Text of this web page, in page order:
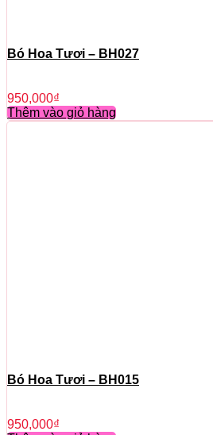
Bó Hoa Tươi – BH027
950,000₫
Thêm vào giỏ hàng
Bó Hoa Tươi – BH015
950,000₫